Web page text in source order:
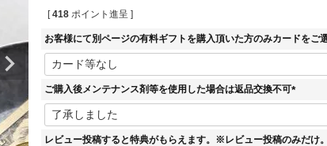
[ 418 ポイント進呈 ]
お客様にて別ページの有料ギフトを購入頂いた方のみカードをご
ご購入後メンテナンス剤等を使用した場合は返品交換不可
(
須
レビュー投稿すると特典がもらえます。※レビュー投稿のみだけ